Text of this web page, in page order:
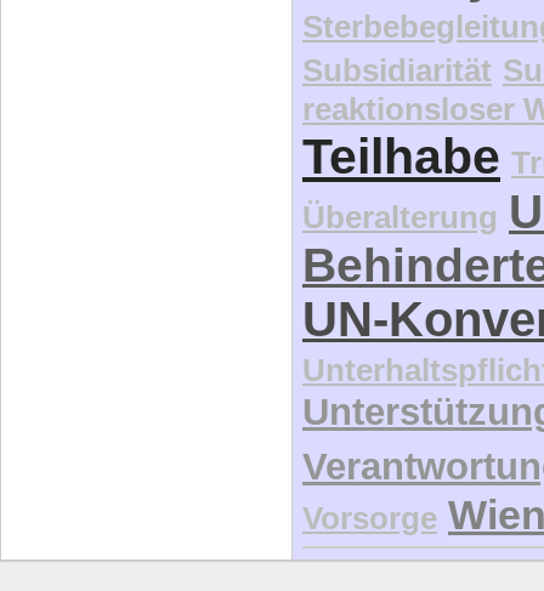
Subsidiarität
reaktionsloser
Teilhabe
Überalterung
UN-
Vorsorge